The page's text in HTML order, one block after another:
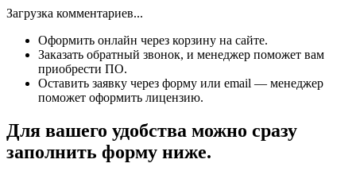
Загрузка комментариев...
Оформить онлайн через корзину на сайте.
Заказать обратный звонок, и менеджер поможет вам
приобрести ПО.
Оставить заявку через форму или email — менеджер
поможет оформить лицензию.
Для вашего удобства можно сразу
заполнить форму ниже.